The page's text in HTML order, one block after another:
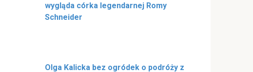
wygląda córka legendarnej Romy
Schneider
Olga Kalicka bez ogródek o podróży z